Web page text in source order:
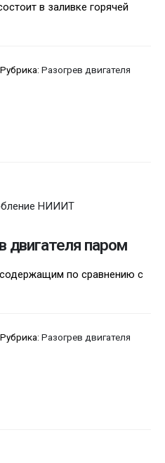
в заливке горячей
Рубрика: Разогрев двигателя
двигателя паром
содержащим по сравнению с
Рубрика: Разогрев двигателя